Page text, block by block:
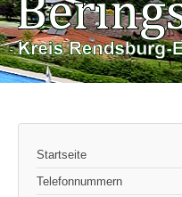
Startseite
Telefonnummern